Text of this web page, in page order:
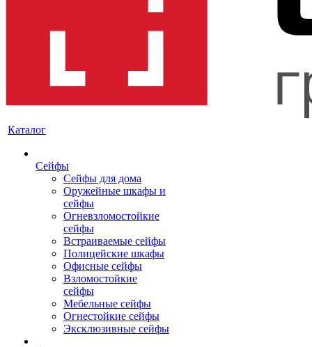
Каталог
Сейфы
Сейфы для дома
Оружейные шкафы и
сейфы
Огневзломостойкие
сейфы
Встраиваемые сейфы
Полицейские шкафы
Офисные сейфы
Взломостойкие
сейфы
Мебельные сейфы
Огнестойкие сейфы
Эксклюзивные сейфы